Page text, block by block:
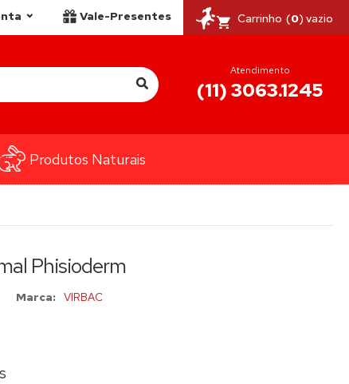
Carrinho (0) vazio
Vale-Presentes
Atendimento
(11) 3063.1245
Produtos Naturais
Phisioderm
Marca: VIRBAC